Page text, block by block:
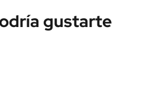
gustarte